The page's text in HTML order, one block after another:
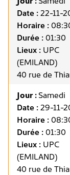
Date :22-11-
Horaire :
Durée :01:30
Lieux : UPC
(EMILAND)
40 rue de
Jour :Samedi
Date :29-11-
Horaire :
Durée :01:30
Lieux : UPC
(EMILAND)
40 rue de